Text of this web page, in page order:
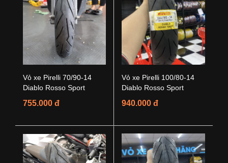
Vỏ xe Pirelli 70/90-14
Diablo Rosso Sport
755.000 đ
Vỏ xe Pirelli 100/80-14
Diablo Rosso Sport
940.000 đ